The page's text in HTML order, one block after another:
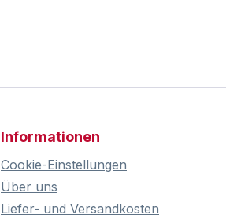
Informationen
Cookie-Einstellungen
Über uns
Liefer- und Versandkosten